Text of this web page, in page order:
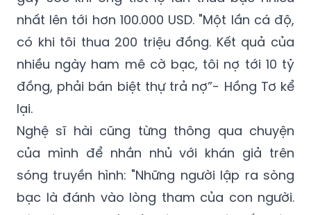
có khi tôi thua 200 triệu đồng. Kết quả của
nhiều ngày ham mê cờ bạc, tôi nợ tới 10 tỷ
đồng, phải bán biệt thự trả nợ”- Hồng Tơ kể
lại.
Nghệ sĩ hài cũng từng thông qua chuyện
của mình để nhắn nhủ với khán giả trên
sóng truyền hình: "Những người lập ra sòng
bạc là đánh vào lòng tham của con người.
Nên tôi thua cháy túi. Hôm nay, tôi đến đây,
tôi xin được bộc bạch và chia sẻ với tất cả